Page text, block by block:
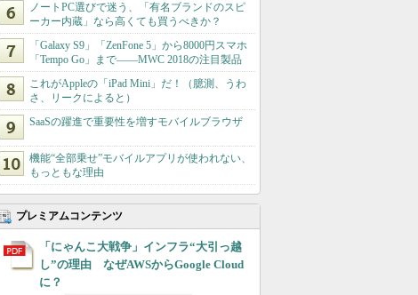
ノートPC選びで迷う、「有名ブランドのスピ
ーカー内蔵」なら高くても買うべきか？
「Galaxy S9」「ZenFone 5」から8000円スマホ
「Tempo Go」まで――MWC 2018の注目製品
これがAppleの「iPad Mini」だ！（臆測、うわ
さ、リークによると）
SaaSの躍進で重要性を増すモバイルブラウザ
機能“全部乗せ”モバイルアプリが使われない、
もっともな理由
プレミアムコンテンツ
「にゃんこ大戦争」インフラ“大引っ越
し”の理由 なぜAWSからGoogle Cloud
に？